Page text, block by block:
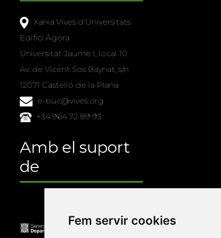
Fem servir cookies
Xarxa Vives d'Universitats
Edifici Àgora
Universitat Jaume I, local 10
Av. de Vicent Sos Baynat, s/n
12071 Castelló de la Plana
e-buc@vives.org
+34 964 72 89 93
Amb el suport
de